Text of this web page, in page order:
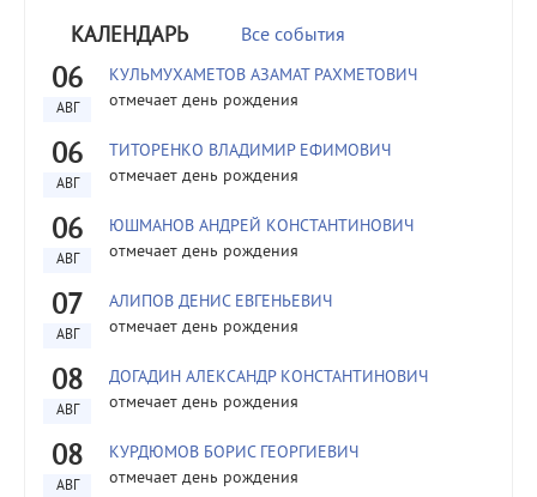
КАЛЕНДАРЬ Все события
06
АВГ
КУЛЬМУХАМЕТОВ АЗАМАТ РАХМЕТОВИЧ
отмечает день рождения
06
АВГ
ТИТОРЕНКО ВЛАДИМИР ЕФИМОВИЧ
отмечает день рождения
06
АВГ
ЮШМАНОВ АНДРЕЙ КОНСТАНТИНОВИЧ
отмечает день рождения
07
АВГ
АЛИПОВ ДЕНИС ЕВГЕНЬЕВИЧ
отмечает день рождения
08
АВГ
ДОГАДИН АЛЕКСАНДР КОНСТАНТИНОВИЧ
отмечает день рождения
08
АВГ
КУРДЮМОВ БОРИС ГЕОРГИЕВИЧ
отмечает день рождения